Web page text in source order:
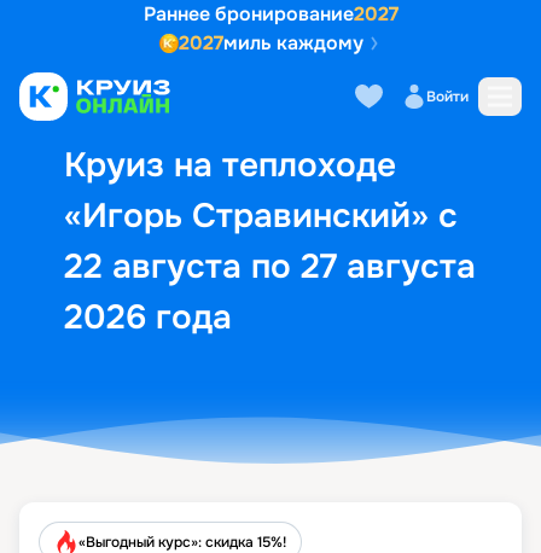
Раннее бронирование2027
2027миль каждому
Войти
Круиз на теплоходе
«Игорь Стравинский» с
22 августа по 27 августа
2026 года
Выбор кают Маршрут и
«Выгодный курс»: скидка 15%!